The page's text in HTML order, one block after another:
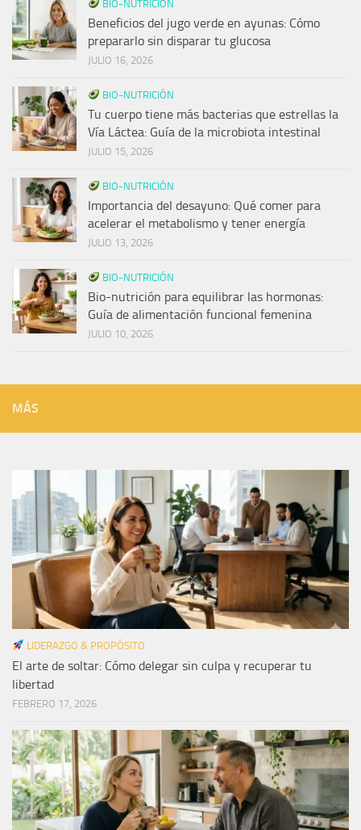
BIO-NUTRICIÓN
Beneficios del jugo verde en ayunas: Cómo
prepararlo sin disparar tu glucosa
JULIO 16, 2026
BIO-NUTRICIÓN
Tu cuerpo tiene más bacterias que estrellas la
Vía Láctea: Guía de la microbiota intestinal
JULIO 15, 2026
BIO-NUTRICIÓN
Importancia del desayuno: Qué comer para
acelerar el metabolismo y tener energía
JULIO 13, 2026
BIO-NUTRICIÓN
Bio-nutrición para equilibrar las hormonas:
Guía de alimentación funcional femenina
JULIO 10, 2026
MÁS
LIDERAZGO & PROPÓSITO
El arte de soltar: Cómo delegar sin culpa y recuperar tu
libertad
FEBRERO 17, 2026